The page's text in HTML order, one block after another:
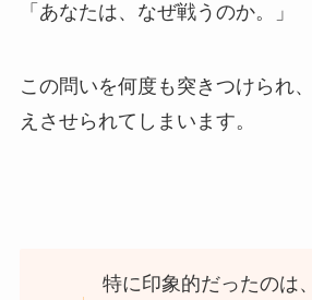
「あなたは、なぜ戦うのか。」
この問いを何度も突きつけられ
えさせられてしまいます。
特に印象的だったのは